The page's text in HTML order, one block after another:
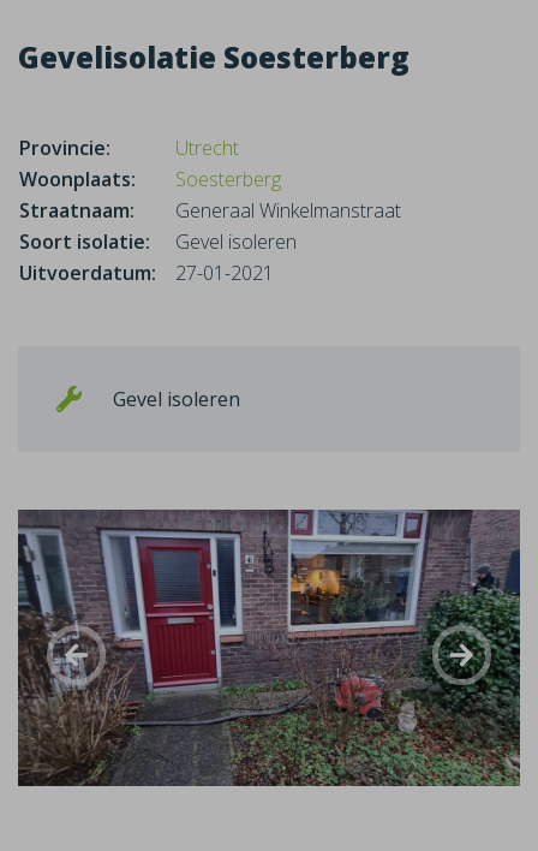
Gevelisolatie Soesterberg
Provincie:
Utrecht
Woonplaats:
Soesterberg
Straatnaam:
Generaal Winkelmanstraat
Soort isolatie:
Gevel isoleren
Uitvoerdatum:
27-01-2021
Gevel isoleren